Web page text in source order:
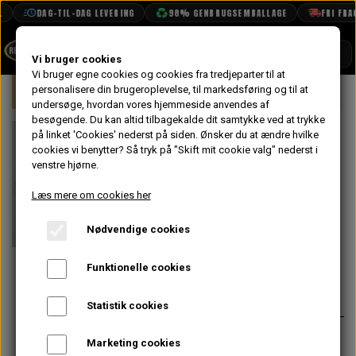
DAG-TIL-DAG LEVERING 98% GENBRUGSEMBALLAGE FRI
BOOK TID
PROJEKTER
TEKNISK DATA
VANDPOLERING
Forside Mini Indsugning & Brændstofsystem
På lager
Benzinslange
Udvendig - L =
6.75"
30,40 kr.
Spændebånd til disse er:
Vi bruger cookies
Vi bruger egne cookies og cookies fra tredjeparter til at
personalisere din brugeroplevelse, til markedsføring og til at
undersøge, hvordan vores hjemmeside anvendes af
besøgende. Du kan altid tilbagekalde dit samtykke ved at trykke
på linket 'Cookies' nederst på siden. Ønsker du at ændre hvilke
cookies vi benytter? Så tryk på "Skift mit cookie valg" nederst i
venstre hjørne.
Læs mere om cookies her
Nødvendige cookies
Funktionelle cookies
Statistik cookies
Marketing cookies